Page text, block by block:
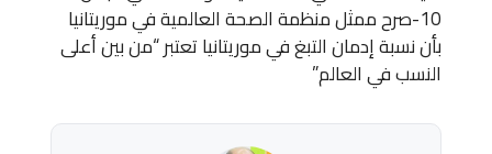
10-صرح ممثل منظمة الصحة العالمية في موريتانيا
بأن نسبة إدمان التبغ في موريتانيا تعتبر “من بين أعلى
النسب في العالم”